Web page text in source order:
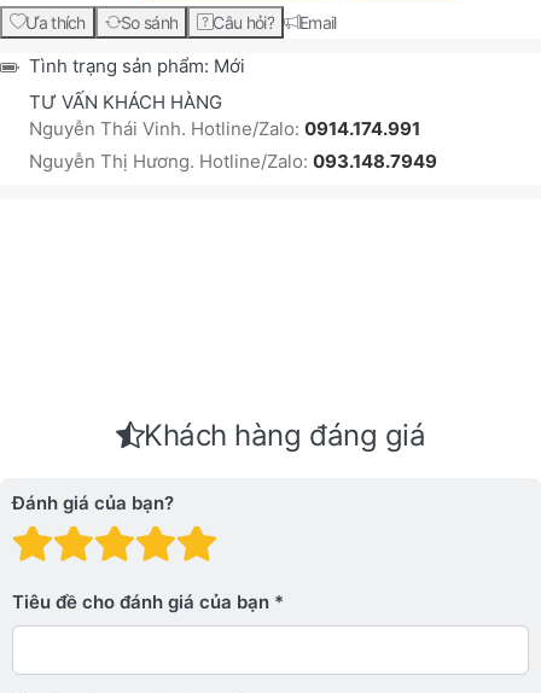
Ưa thích So sánh Câu hỏi? Email
Tình trạng sản phẩm: Mới
TƯ VẤN KHÁCH HÀNG
Nguyễn Thái Vinh. Hotline/Zalo: 0914.174.991
Nguyễn Thị Hương. Hotline/Zalo: 093.148.7949
Khách hàng đáng giá
Đánh giá của bạn?
Đánh giá: 4 trên 5
Đánh giá: 3 trên 5 sao.
Đánh giá: 2 trên 5 sao.
Đánh giá: 1 trên 5 sao. Xấu
Tiêu đề cho đánh giá của bạn